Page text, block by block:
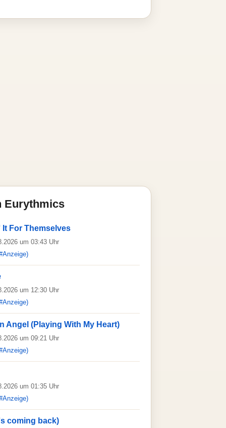
Eurythmics
For Themselves
um 03:43 Uhr
um 12:30 Uhr
Angel (Playing With My Heart)
um 09:21 Uhr
um 01:35 Uhr
coming back)